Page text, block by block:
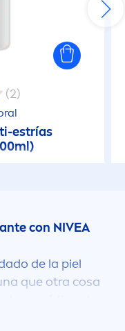
(2)
estrías
con NIVEA
de la piel
que otra cosa